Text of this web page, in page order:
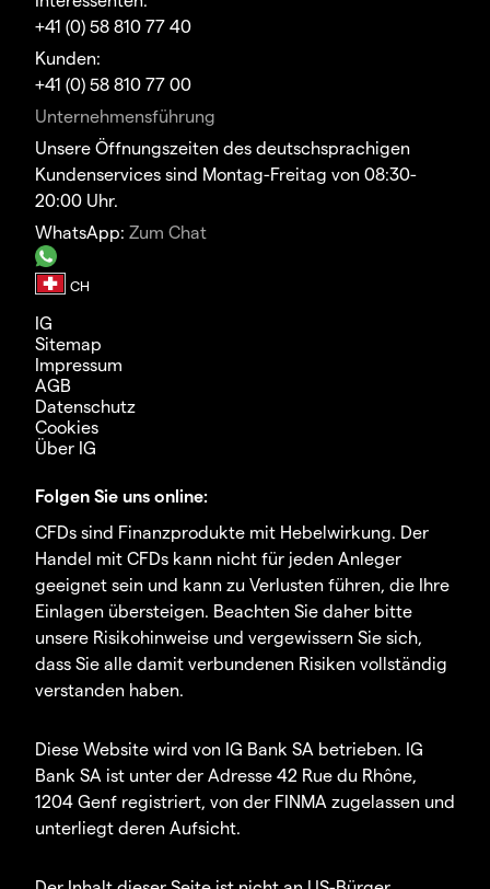
+41 (0) 58 810 77 40
Kunden:
+41 (0) 58 810 77 00
Unternehmensführung
Unsere Öffnungszeiten des deutschsprachigen
Kundenservices sind Montag-Freitag von 08:30-
20:00 Uhr.
WhatsApp: Zum Chat
IG
Sitemap
Impressum
AGB
Datenschutz
Cookies
Über IG
Folgen Sie uns online:
CFDs sind Finanzprodukte mit Hebelwirkung. Der
Handel mit CFDs kann nicht für jeden Anleger
geeignet sein und kann zu Verlusten führen, die Ihre
Einlagen übersteigen. Beachten Sie daher bitte
unsere Risikohinweise und vergewissern Sie sich,
dass Sie alle damit verbundenen Risiken vollständig
verstanden haben.
Diese Website wird von IG Bank SA betrieben. IG
Bank SA ist unter der Adresse 42 Rue du Rhône,
1204 Genf registriert, von der FINMA zugelassen und
unterliegt deren Aufsicht.